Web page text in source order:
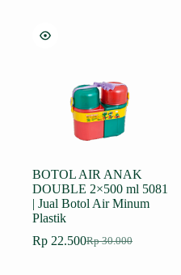
BOTOL AIR ANAK
DOUBLE 2×500 ml 5081
| Jual Botol Air Minum
Plastik
Rp30.000
Harga
Rp 22.500Harga